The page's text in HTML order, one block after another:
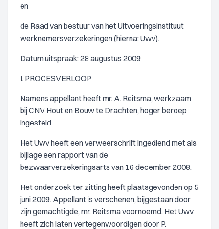
en
de Raad van bestuur van het Uitvoeringsinstituut
werknemersverzekeringen (hierna: Uwv).
Datum uitspraak: 28 augustus 2009
I. PROCESVERLOOP
Namens appellant heeft mr. A. Reitsma, werkzaam
bij CNV Hout en Bouw te Drachten, hoger beroep
ingesteld.
Het Uwv heeft een verweerschrift ingediend met als
bijlage een rapport van de
bezwaarverzekeringsarts van 16 december 2008.
Het onderzoek ter zitting heeft plaatsgevonden op 5
juni 2009. Appellant is verschenen, bijgestaan door
zijn gemachtigde, mr. Reitsma voornoemd. Het Uwv
heeft zich laten vertegenwoordigen door P.